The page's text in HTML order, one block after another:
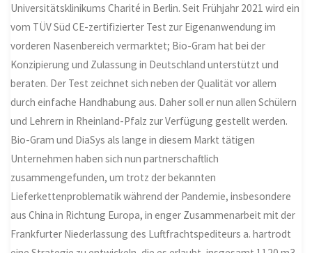
Universitätsklinikums Charité in Berlin. Seit Frühjahr 2021 wird ein
vom TÜV Süd CE-zertifizierter Test zur Eigenanwendung im
vorderen Nasenbereich vermarktet; Bio-Gram hat bei der
Konzipierung und Zulassung in Deutschland unterstützt und
beraten. Der Test zeichnet sich neben der Qualität vor allem
durch einfache Handhabung aus. Daher soll er nun allen Schülern
und Lehrern in Rheinland-Pfalz zur Verfügung gestellt werden.
Bio-Gram und DiaSys als lange in diesem Markt tätigen
Unternehmen haben sich nun partnerschaftlich
zusammengefunden, um trotz der bekannten
Lieferkettenproblematik während der Pandemie, insbesondere
aus China in Richtung Europa, in enger Zusammenarbeit mit der
Frankfurter Niederlassung des Luftfrachtspediteurs a. hartrodt